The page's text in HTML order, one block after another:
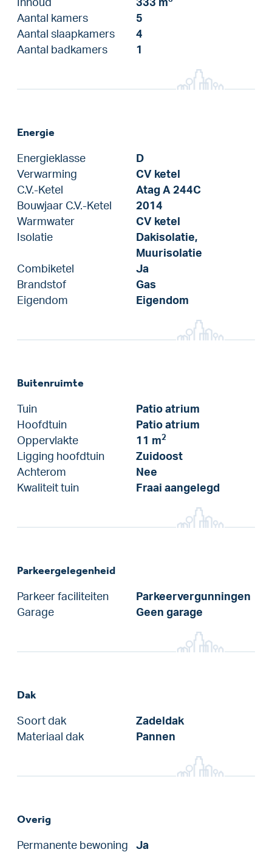
Inhoud 333 m
Aantal kamers
5
Aantal slaapkamers
4
Aantal badkamers
1
Energie
Energieklasse
D
Verwarming
CV ketel
C.V.-Ketel
Atag A 244C
Bouwjaar C.V.-Ketel
2014
Warmwater
CV ketel
Isolatie
Dakisolatie,
Muurisolatie
Combiketel
Ja
Brandstof
Gas
Eigendom
Eigendom
Buitenruimte
Tuin
Patio atrium
Hoofdtuin
Patio atrium
Oppervlakte
11 m2
Ligging hoofdtuin
Zuidoost
Achterom
Nee
Kwaliteit tuin
Fraai aangelegd
Parkeergelegenheid
Parkeer faciliteiten
Parkeervergunningen
Garage
Geen garage
Dak
Soort dak
Zadeldak
Materiaal dak
Pannen
Overig
Permanente bewoning
Ja